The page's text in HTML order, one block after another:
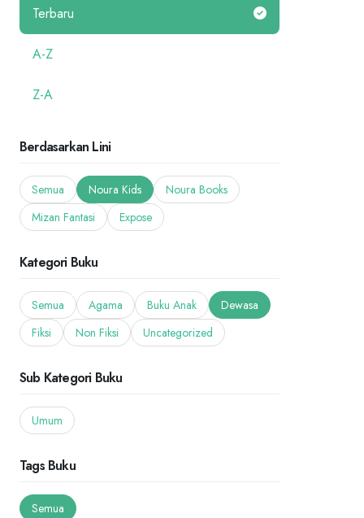
Terbaru
A-Z
Z-A
Berdasarkan Lini
Semua Noura Kids
Noura Books
Mizan Fantasi
Expose
Kategori Buku
Semua Agama Buku Anak
Dewasa
Fiksi
Non Fiksi Uncategorized
Sub Kategori Buku
Umum
Tags Buku
Semua